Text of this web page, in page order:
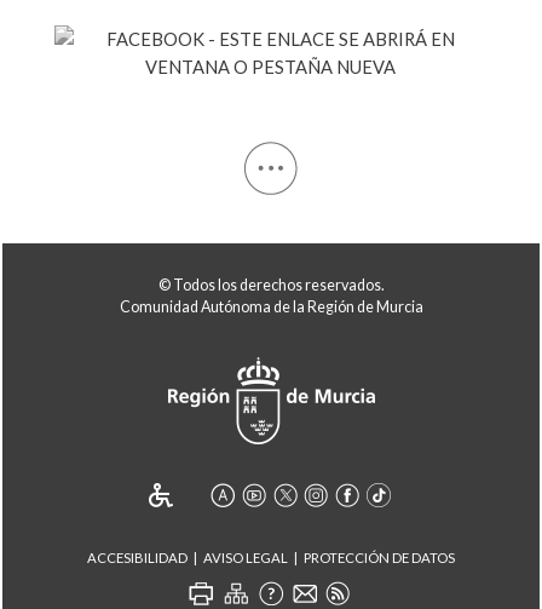
© Todos los derechos reservados.
Comunidad Autónoma de la Región de Murcia
ACCESIBILIDAD AVISO LEGAL PROTECCIÓN DE DATOS